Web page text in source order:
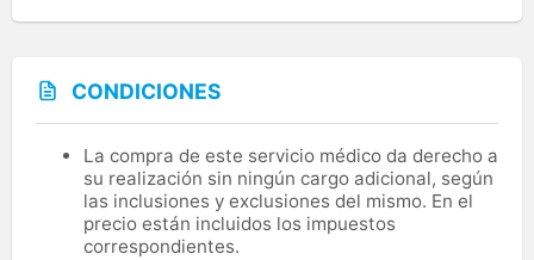
CONDICIONES
La compra de este servicio médico da derecho a
su realización sin ningún cargo adicional, según
las inclusiones y exclusiones del mismo. En el
precio están incluidos los impuestos
correspondientes.